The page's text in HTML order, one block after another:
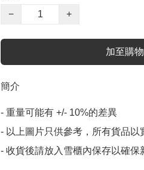
−
+
加至購
簡介
- 重量可能有 +/- 10%的差異
- 以上圖片只供參考，所有貨品以
- 收貨後請放入雪櫃內保存以確保